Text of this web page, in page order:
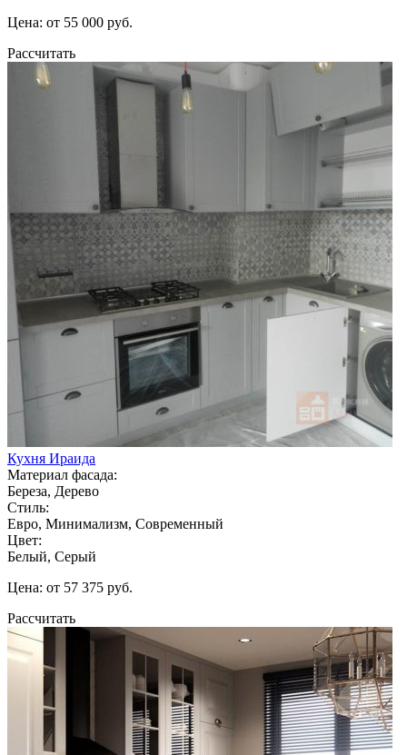
Цена: от 55 000 руб.
Рассчитать
Кухня Ираида
Материал фасада:
Береза, Дерево
Стиль:
Евро, Минимализм, Современный
Цвет:
Белый, Серый
Цена: от 57 375 руб.
Рассчитать